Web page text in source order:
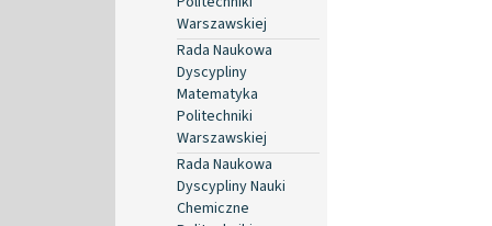
Warszawskiej
Rada Naukowa
Dyscypliny
Matematyka
Politechniki
Warszawskiej
Rada Naukowa
Dyscypliny Nauki
Chemiczne